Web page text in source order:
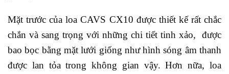
Mặt trước của loa CAVS CX10 được thiết kế rất chắc
chắn và sang trọng với những chi tiết tinh xảo, được
bao bọc bằng mặt lưới giống như hình sóng âm thanh
được lan tỏa trong không gian vậy. Hơn nữa, loa